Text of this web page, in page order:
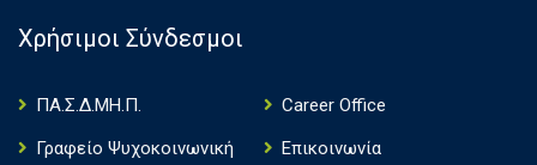
Χρήσιμοι Σύνδεσμοι
ΠΑ.Σ.Δ.ΜΗ.Π.
Career Office
Γραφείο Ψυχοκοινωνική
Επικοινωνία